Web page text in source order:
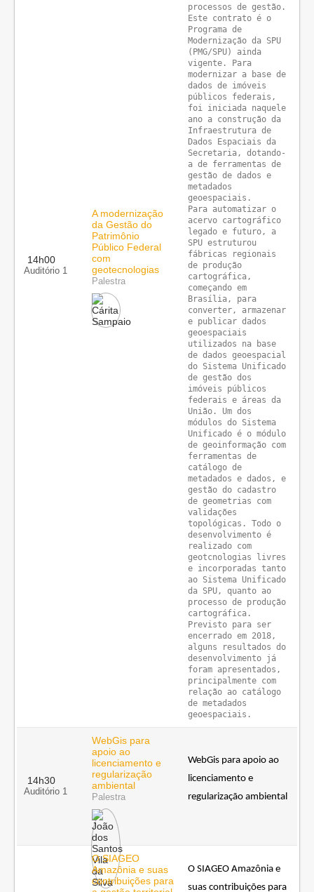
14h00
Auditório 1
A modernização
da Gestão do
Patrimônio
Público Federal
com
geotecnologias
Palestra
processos de gestão.
Este contrato é o
Programa de
Modernização da SPU
(PMG/SPU) ainda
vigente. Para
modernizar a base de
dados de imóveis
públicos federais,
foi iniciada naquele
ano a construção da
Infraestrutura de
Dados Espaciais da
Secretaria, dotando-
a de ferramentas de
gestão de dados e
metadados
geoespaciais.
Para automatizar o
acervo cartográfico
legado e futuro, a
SPU estruturou
fábricas regionais
de produção
cartográfica,
começando em
Brasília, para
converter, armazenar
e publicar dados
geoespaciais
utilizados na base
de dados geoespacial
do Sistema Unificado
de gestão dos
imóveis públicos
federais e áreas da
União. Um dos
módulos do Sistema
Unificado é o módulo
de geoinformação com
ferramentas de
catálogo de
metadados e dados, e
gestão do cadastro
de geometrias com
validações
topológicas. Todo o
desenvolvimento é
realizado com
geotcnologias livres
e incorporadas tanto
ao Sistema Unificado
da SPU, quanto ao
processo de produção
cartográfica.
Previsto para ser
encerrado em 2018,
alguns resultados do
desenvolvimento já
foram apresentados,
principalmente com
relação ao catálogo
de metadados
14h30
Auditório 1
WebGis para
apoio ao
licenciamento e
regularização
ambiental
Palestra
WebGis para apoio ao
licenciamento e
regularização ambiental
O SIAGEO
Amazônia e suas
contribuições para
O SIAGEO Amazônia e
suas contribuições para